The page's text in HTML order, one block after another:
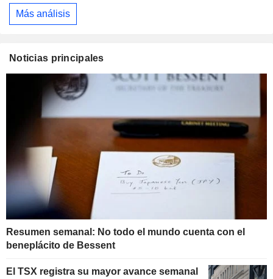
Más análisis
Noticias principales
Resumen semanal: No todo el mundo cuenta con el
beneplácito de Bessent
El TSX registra su mayor avance semanal